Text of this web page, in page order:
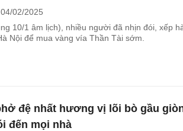
02/2025
10/1 âm lịch), nhiều người đã nhịn đói, xếp
Nội để mua vàng vía Thần Tài sớm.
đệ nhất hương vị lõi bò gầu
đến mọi nhà